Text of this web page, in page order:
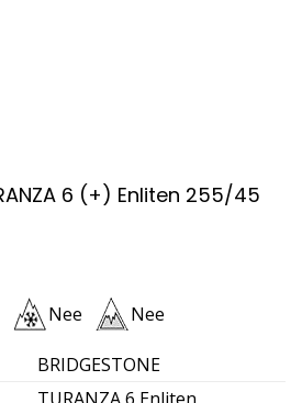
6 (+) Enliten 255/45
Nee Nee
BRIDGESTONE